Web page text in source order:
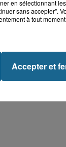
en sélectionnant
sans accepter".
à tout
Accepter et